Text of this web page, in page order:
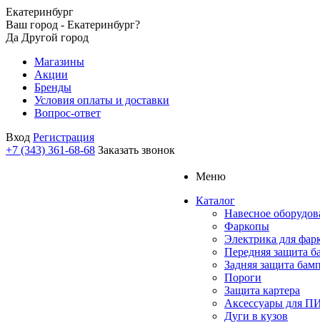
Екатеринбург
Ваш город - Екатеринбург?
Да Другой город
Магазины
Акции
Бренды
Условия оплаты и доставки
Вопрос-ответ
Вход Регистрация
+7 (343) 361-68-68 Заказать звонок
Меню
Каталог
Навесное
Фаркопы
Электрика для
Передняя защита
Задняя защита
Пороги
Защита картера
Аксессуары для
Дуги в кузов